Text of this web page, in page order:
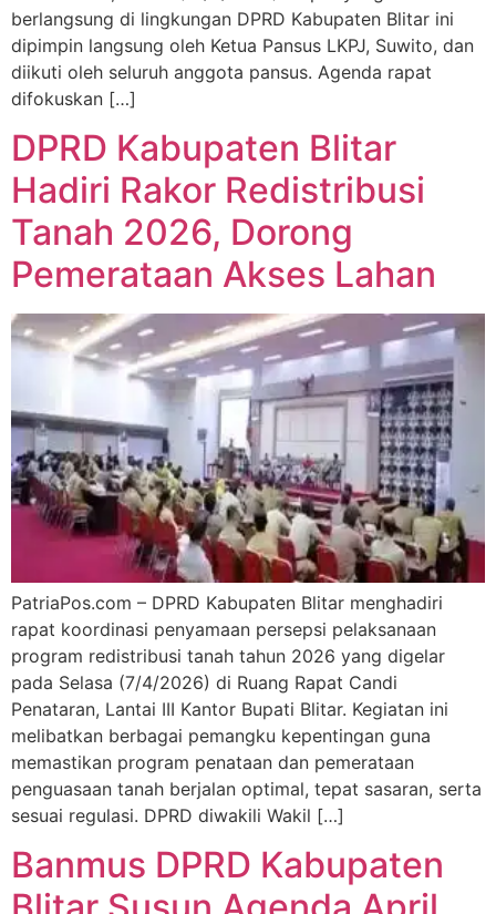
berlangsung di lingkungan DPRD Kabupaten Blitar ini
dipimpin langsung oleh Ketua Pansus LKPJ, Suwito, dan
diikuti oleh seluruh anggota pansus. Agenda rapat
difokuskan […]
DPRD Kabupaten Blitar
Hadiri Rakor Redistribusi
Tanah 2026, Dorong
Pemerataan Akses Lahan
PatriaPos.com – DPRD Kabupaten Blitar menghadiri
rapat koordinasi penyamaan persepsi pelaksanaan
program redistribusi tanah tahun 2026 yang digelar
pada Selasa (7/4/2026) di Ruang Rapat Candi
Penataran, Lantai III Kantor Bupati Blitar. Kegiatan ini
melibatkan berbagai pemangku kepentingan guna
memastikan program penataan dan pemerataan
penguasaan tanah berjalan optimal, tepat sasaran, serta
sesuai regulasi. DPRD diwakili Wakil […]
Banmus DPRD Kabupaten